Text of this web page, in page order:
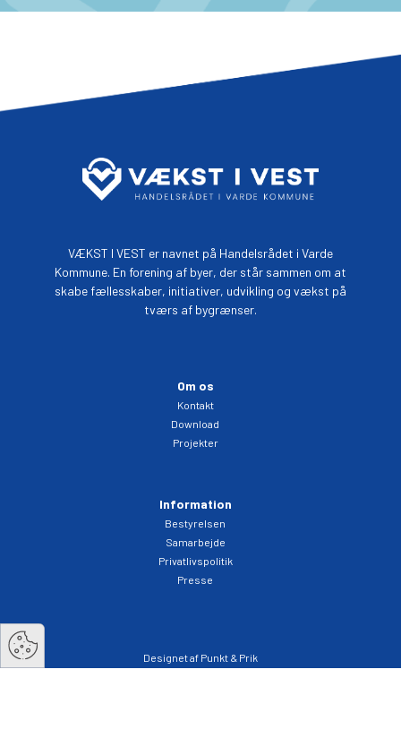
VÆKST I VEST er navnet på Handelsrådet i Varde
Kommune. En forening af byer, der står sammen om at
skabe fællesskaber, initiativer, udvikling og vækst på
tværs af bygrænser.
Om os
Kontakt
Download
Projekter
Information
Bestyrelsen
Samarbejde
Privatlivspolitik
Presse
Designet af Punkt & Prik